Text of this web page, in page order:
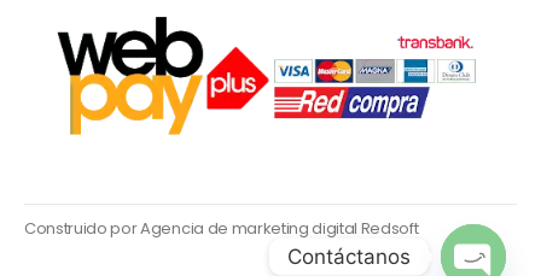
Construido por Agencia de marketing digital Redsoft
Contáctanos